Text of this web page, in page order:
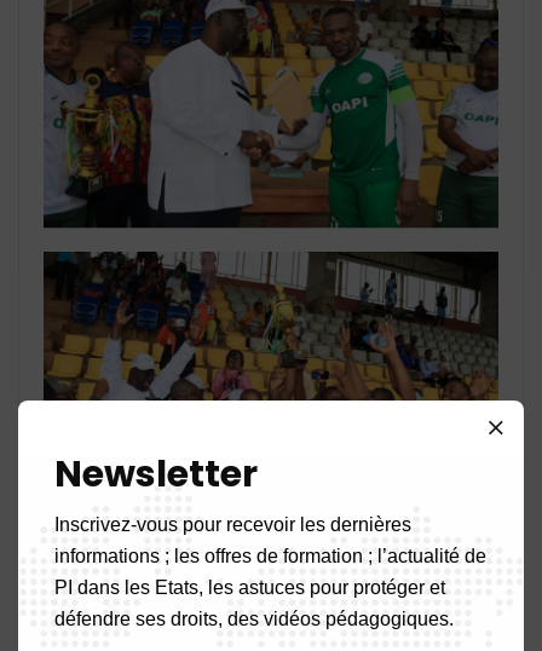
Newsletter
Inscrivez-vous pour recevoir les dernières
informations ; les offres de formation ; l’actualité de
PI dans les Etats, les astuces pour protéger et
défendre ses droits, des vidéos pédagogiques.